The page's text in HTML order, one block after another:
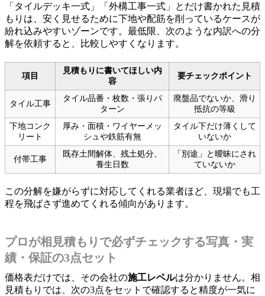
「タイルデッキ一式」「外構工事一式」とだけ書かれた見積
もりは、安く見せるために下地や配筋を削っているケースが
紛れ込みやすいゾーンです。最低限、次のような内訳への分
解を依頼すると、比較しやすくなります。
項目
見積もりに書いてほしい内
容
要チェックポイント
タイル工事
タイル品番・枚数・張りパ
ターン
廃盤品でないか、滑り
抵抗の等級
下地コンク
リート
厚み・面積・ワイヤーメッ
シュや鉄筋有無
タイル下だけ薄くして
いないか
付帯工事
既存土間解体、残土処分、
養生日数
「別途」と曖昧にされ
ていないか
この分解を嫌がらずに対応してくれる業者ほど、現場でも工
程を飛ばさず進めてくれる傾向があります。
プロが相見積もりで必ずチェックする写真・実
績・保証の3点セット
価格表だけでは、その会社の施工レベルは分かりません。相
見積もりでは、次の3点をセットで確認すると精度が一気に